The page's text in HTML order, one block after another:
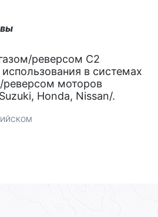
реверсом С2
в системах
реверсом моторов
Honda, Nissan/.